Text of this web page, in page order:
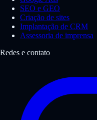
SEO e GEO
Criação de sites
Implantação de CRM
Assessoria de imprensa
Redes e contato